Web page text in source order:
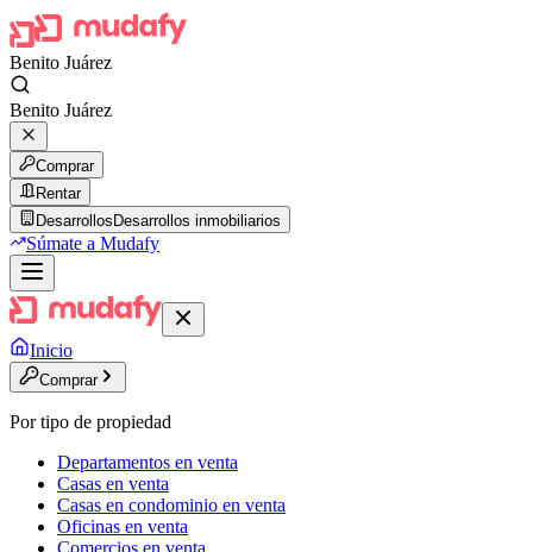
Benito Juárez
Benito Juárez
Comprar
Rentar
Desarrollos Desarrollos inmobiliarios
Súmate a Mudafy
Inicio
Comprar
Por tipo de propiedad
Departamentos en venta
Casas en venta
Casas en condominio en venta
Oficinas en venta
Comercios en venta